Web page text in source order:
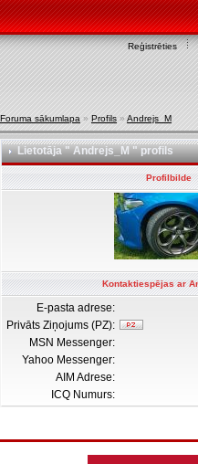
Reģistrēties
Foruma sākumlapa » Profils » Andrejs_M
Lietotāja " Andrejs_M " profils
Profilbilde
Kontaktiespējas ar
E-pasta adrese:
Privāts Ziņojums (PZ):
MSN Messenger:
Yahoo Messenger:
AIM Adrese:
ICQ Numurs: